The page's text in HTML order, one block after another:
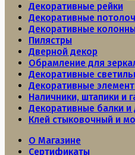
Декоративные рейки
Декоративные
Декоративные
Пилястры
Дверной декор
Обрамление для
Декоративные
Декоративные
Наличники, штапики и
Декоративные балки и
Клей стыковочный и
О Магазине
Сертификаты